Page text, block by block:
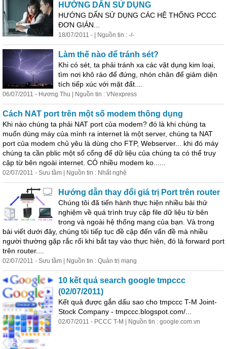
HƯỚNG DẨN SỬ DỤNG
HƯỚNG DẨN SỬ DỤNG CÁC HỆ THỐNG PCCC
ĐƠN GIẢN...
18/07/2011 - | Nguồn tin : -/-
Làm thế nào để tránh sét?
Khi có sét, ta phải tránh xa các vật dụng kim loại,
tìm nơi khô ráo để đứng, nhón chân để giảm diện
tích tiếp xúc với mặt đất....
06/07/2011 - Hương Thu | Nguồn tin : VNexpress
Cách NAT port trên một số modem thông dụng
Khi nào chúng ta phải NAT port của modem? đó là khi chúng ta
muốn dùng máy của mình ra internet là một server, chúng ta NAT
port của modem chủ yêu là dùng cho FTP, Webserver... khi đó máy
chúng ta cần pblic một số cổng để dữ liệu của chúng ta có thể truy
cập từ bên ngoài internet. CÓ nhiều modem ko......
02/07/2011 - Sưu tầm | Nguồn tin : Nhất nghệ
Hướng dẫn thay đổi giá trị Port trên router
Chúng tôi đã tiến hành thực hiện nhiều bài thử
nghiệm về quá trình truy cập file dữ liệu từ bên
trong và ngoài hệ thống mạng của bạn. Và trong
bài viết dưới đây, chúng tôi tiếp tục đề cập đến vấn đề mà nhiều
người thường gặp rắc rối khi bắt tay vào thực hiện, đó là forward port
trên router....
02/07/2011 - Sưu tầm | Nguồn tin : Quản trị mạng
10 kết quả search google tmpccc
(02/07/2011)
Kết quả được gắn dấu sao cho tmpccc T-M Joint-
Stock Company - tmpccc.blogspot.com/...
02/07/2011 - PCCC T-M | Nguồn tin : google.com.vn